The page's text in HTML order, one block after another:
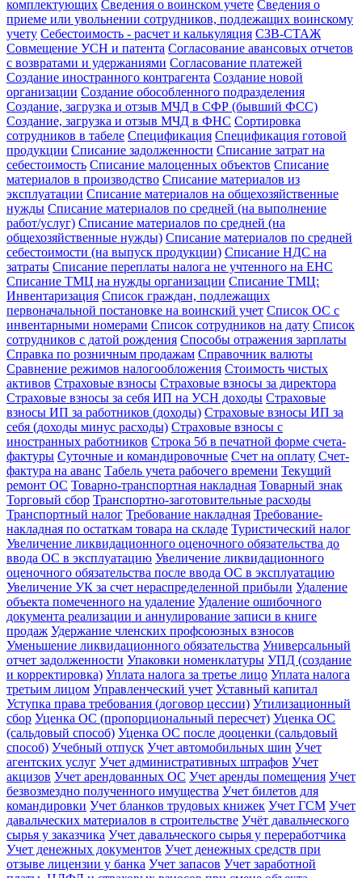
комплектующих Сведения о воинском учете Сведения о
приеме или увольнении сотрудников, подлежащих воинскому
учету Себестоимость - расчет и калькуляция СЗВ-СТАЖ
Совмещение УСН и патента Согласование авансовых отчетов
с возвратами и удержаниями Согласование платежей
Создание иностранного контрагента Создание новой
организации Создание обособленного подразделения
Создание, загрузка и отзыв МЧД в СФР (бывший ФСС)
Создание, загрузка и отзыв МЧД в ФНС Сортировка
сотрудников в табеле Спецификация Спецификация готовой
продукции Списание задолженности Списание затрат на
себестоимость Списание малоценных объектов Списание
материалов в производство Списание материалов из
эксплуатации Списание материалов на общехозяйственные
нужды Списание материалов по средней (на выполнение
работ/услуг) Списание материалов по средней (на
общехозяйственные нужды) Списание материалов по средней
себестоимости (на выпуск продукции) Списание НДС на
затраты Списание переплаты налога не учтенного на ЕНС
Списание ТМЦ на нужды организации Списание ТМЦ:
Инвентаризация Список граждан, подлежащих
первоначальной постановке на воинский учет Список ОС с
инвентарными номерами Список сотрудников на дату Список
сотрудников с датой рождения Способы отражения зарплаты
Справка по розничным продажам Справочник валюты
Сравнение режимов налогообложения Стоимость чистых
активов Страховые взносы Страховые взносы за директора
Страховые взносы за себя ИП на УСН доходы Страховые
взносы ИП за работников (доходы) Страховые взносы ИП за
себя (доходы минус расходы) Страховые взносы с
иностранных работников Строка 5б в печатной форме счета-
фактуры Суточные и командировочные Счет на оплату Счет-
фактура на аванс Табель учета рабочего времени Текущий
ремонт ОС Товарно-транспортная накладная Товарный знак
Торговый сбор Транспортно-заготовительные расходы
Транспортный налог Требование накладная Требование-
накладная по остаткам товара на складе Туристический налог
Увеличение ликвидационного оценочного обязательства до
ввода ОС в эксплуатацию Увеличение ликвидационного
оценочного обязательства после ввода ОС в эксплуатацию
Увеличение УК за счет нераспределенной прибыли Удаление
объекта помеченного на удаление Удаление ошибочного
документа реализации и аннулирование записи в книге
продаж Удержание членских профсоюзных взносов
Уменьшение ликвидационного обязательства Универсальный
отчет задолженности Упаковки номенклатуры УПД (создание
и корректировка) Уплата налога за третье лицо Уплата налога
третьим лицом Управленческий учет Уставный капитал
Уступка права требования (договор цессии) Утилизационный
сбор Уценка ОС (пропорциональный пересчет) Уценка ОС
(сальдовый способ) Уценка ОС после дооценки (сальдовый
способ) Учебный отпуск Учет автомобильных шин Учет
агентских услуг Учет административных штрафов Учет
акцизов Учет арендованных ОС Учет аренды помещения Учет
безвозмездно полученного имущества Учет билетов для
командировки Учет бланков трудовых книжек Учет ГСМ Учет
давальческих материалов в строительстве Учёт давальческого
сырья у заказчика Учет давальческого сырья у переработчика
Учет денежных документов Учет денежных средств при
отзыве лицензии у банка Учет запасов Учет заработной